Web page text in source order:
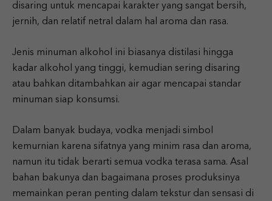
disaring untuk mencapai karakter yang sangat bersih,
jernih, dan relatif netral dalam hal aroma dan rasa.
Jenis minuman alkohol ini biasanya distilasi hingga
kadar alkohol yang tinggi, kemudian sering disaring
atau bahkan ditambahkan air agar mencapai standar
minuman siap konsumsi.
Dalam banyak budaya, vodka menjadi simbol
kemurnian karena sifatnya yang minim rasa dan aroma,
namun itu tidak berarti semua vodka terasa sama. Asal
bahan bakunya dan bagaimana proses produksinya
memainkan peran penting dalam tekstur dan sensasi di